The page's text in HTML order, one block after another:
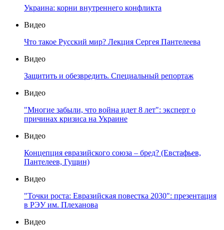
Украина: корни внутреннего конфликта
Видео
Что такое Русский мир? Лекция Сергея Пантелеева
Видео
Защитить и обезвредить. Специальный репортаж
Видео
"Многие забыли, что война идет 8 лет": эксперт о
причинах кризиса на Украине
Видео
Концепция евразийского союза – бред? (Евстафьев,
Пантелеев, Гущин)
Видео
"Точки роста: Евразийская повестка 2030": презентация
в РЭУ им. Плеханова
Видео